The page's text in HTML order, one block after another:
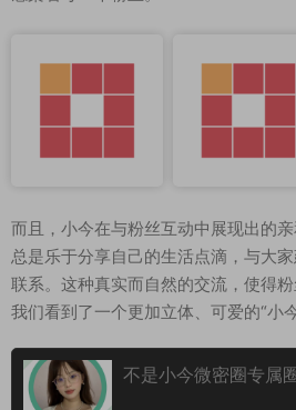
而且，小今在与粉丝互动中展现出的
总是乐于分享自己的生活点滴，与大
联系。这种真实而自然的交流，使得
我们看到了一个更加立体、可爱的“小
不是小今微密圈专属